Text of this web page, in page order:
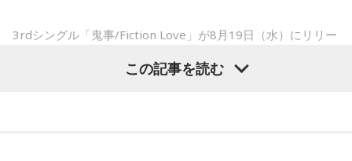
※インタビュアー：文化放送・斉藤一美アナウンサー
「友人と遊んだ時に言われたあの一言がずっとモヤモヤして
3rdシングル「鬼事/Fiction Love」が8月19日（水）にリリー
ティを初めて担当する。番組では、新曲「鬼事/Fiction
この記事を読む